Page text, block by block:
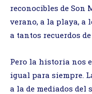
reconocibles de Son
verano, a la playa, a
a tantos recuerdos
Pero la historia nos
igual para siempre.
a la de mediados del